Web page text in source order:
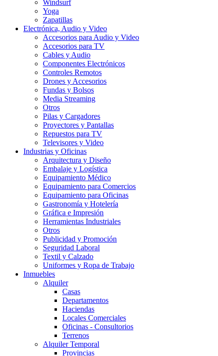
Windsurf
Yoga
Zapatillas
Electrónica, Audio y Video
Accesorios para Audio y Video
Accesorios para TV
Cables y Audio
Componentes Electrónicos
Controles Remotos
Drones y Accesorios
Fundas y Bolsos
Media Streaming
Otros
Pilas y Cargadores
Proyectores y Pantallas
Repuestos para TV
Televisores y Video
Industrias y Oficinas
Arquitectura y Diseño
Embalaje y Logística
Equipamiento Médico
Equipamiento para Comercios
Equipamiento para Oficinas
Gastronomía y Hotelería
Gráfica e Impresión
Herramientas Industriales
Otros
Publicidad y Promoción
Seguridad Laboral
Textil y Calzado
Uniformes y Ropa de Trabajo
Inmuebles
Alquiler
Casas
Departamentos
Haciendas
Locales Comerciales
Oficinas - Consultorios
Terrenos
Alquiler Temporal
Provincias